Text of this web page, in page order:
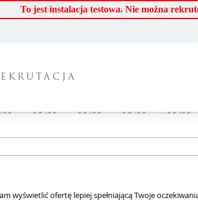
To jest instalacja testowa. Nie można
wyświetlić ofertę lepiej spełniającą Twoje